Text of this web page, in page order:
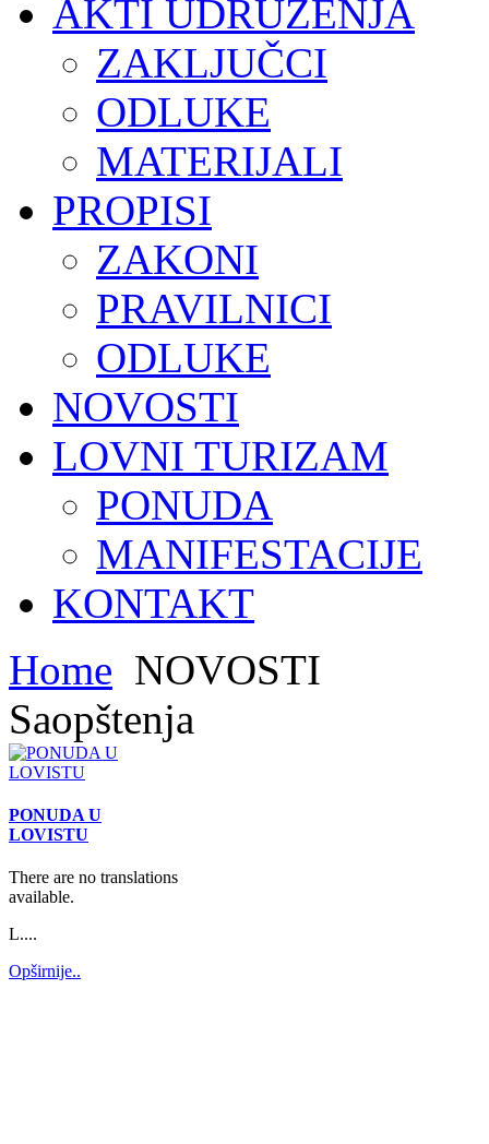
AKTI UDRUŽENJA
ZAKLJUČCI
ODLUKE
MATERIJALI
PROPISI
ZAKONI
PRAVILNICI
ODLUKE
NOVOSTI
LOVNI TURIZAM
PONUDA
MANIFESTACIJE
KONTAKT
Home NOVOSTI
Saopštenja
PONUDA U
LOVISTU
There are no translations
available.
L....
Opširnije..